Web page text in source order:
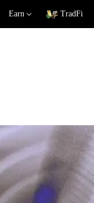
Earn TradFi